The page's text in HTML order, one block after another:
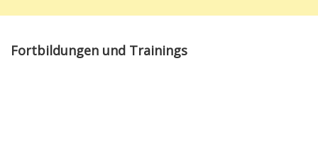
Fortbildungen und Trainings